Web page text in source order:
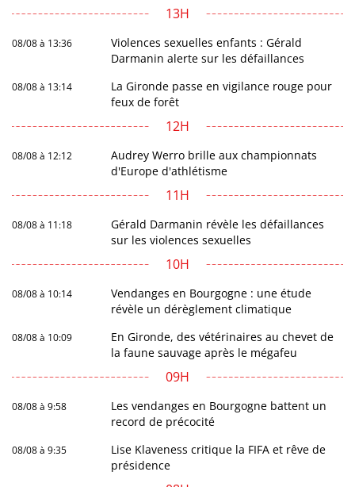
13H
08/08 à 13:36
Violences sexuelles enfants : Gérald
Darmanin alerte sur les défaillances
08/08 à 13:14
La Gironde passe en vigilance rouge pour
feux de forêt
12H
08/08 à 12:12
Audrey Werro brille aux championnats
d'Europe d'athlétisme
11H
08/08 à 11:18
Gérald Darmanin révèle les défaillances
sur les violences sexuelles
10H
08/08 à 10:14
Vendanges en Bourgogne : une étude
révèle un dérèglement climatique
08/08 à 10:09
En Gironde, des vétérinaires au chevet de
la faune sauvage après le mégafeu
09H
08/08 à 9:58
Les vendanges en Bourgogne battent un
record de précocité
08/08 à 9:35
Lise Klaveness critique la FIFA et rêve de
présidence